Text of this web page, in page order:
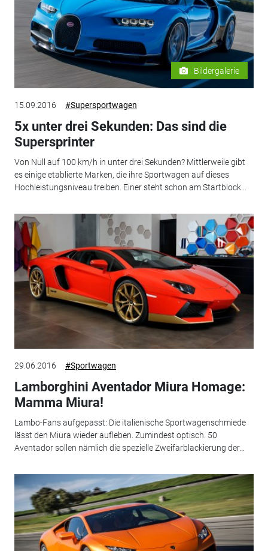
Bildergalerie
15.09.2016 #Supersportwagen
5x unter drei Sekunden: Das sind die
Supersprinter
Von Null auf 100 km/h in unter drei Sekunden? Mittlerweile gibt
es einige etablierte Marken, die ihre Sportwagen auf dieses
Hochleistungsniveau treiben. Einer steht schon am Startblock...
29.06.2016 #Sportwagen
Lamborghini Aventador Miura Homage:
Mamma Miura!
Lambo-Fans aufgepasst: Die italienische Sportwagenschmiede
lässt den Miura wieder aufleben. Zumindest optisch. 50
Aventador sollen nämlich die spezielle Zweifarblackierung der...